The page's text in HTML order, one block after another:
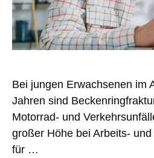
Bei jungen Erwachsenen im
Jahren sind
Motorrad- und
großer Höhe bei Arbeits-
für …